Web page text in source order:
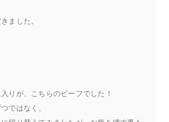
ました。
りが、こちらのビーフでした！
ではなく、